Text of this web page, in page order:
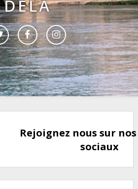
DELÀ
Rejoignez nous sur
sociaux